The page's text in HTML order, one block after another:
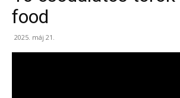
food
2025. máj 21.